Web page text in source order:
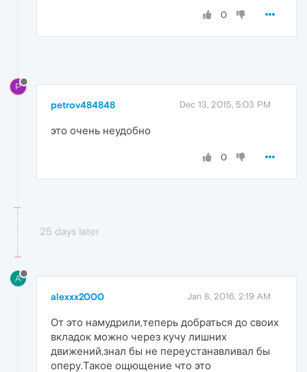
0
P
petrov484848 Dec 13, 2015, 5:03 PM
это очень неудобно
0
25 days later
A
alexxx2000 Jan 8, 2016, 2:19 AM
От это намудрили,теперь добраться до своих
вкладок можно через кучу лишних
движений,знал бы не переустанавливал бы
оперу.Такое ощющение что это